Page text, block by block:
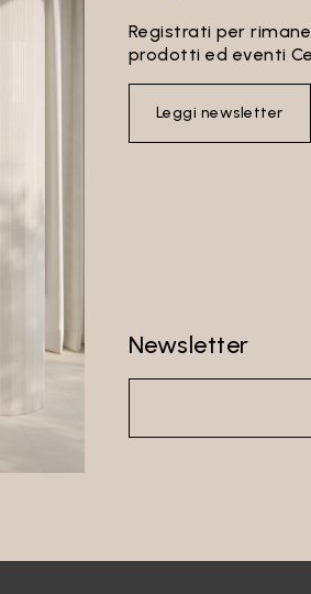
Registrati per
prodotti ed eventi
Leggi newsletter
Newsletter